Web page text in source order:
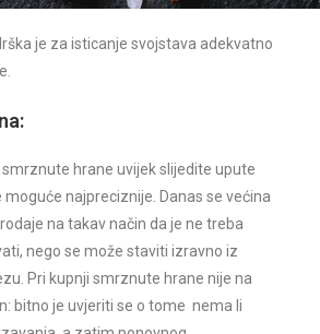
je za isticanje svojstava adekvatno
hrane uvijek slijedite upute
najpreciznije. Danas se većina
na takav način da je ne treba
nego se može staviti izravno iz
Pri kupnji smrznute hrane nije na
bitno je uvjeriti se o tome nema li